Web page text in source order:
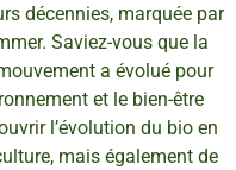
décennies, marquée par
Saviez-vous que la
a évolué pour
et le bien-être
l’évolution du bio en
mais également de